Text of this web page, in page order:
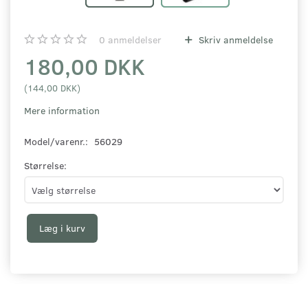
0 anmeldelser Skriv anmeldelse
180,00 DKK
(144,00 DKK)
Mere information
Model/varenr.: 56029
Størrelse:
Læg i kurv